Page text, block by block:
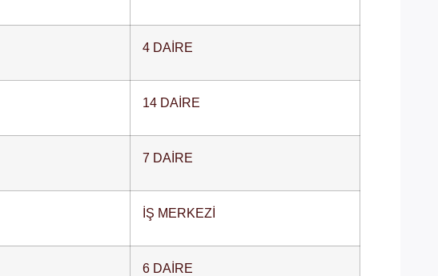
4 DAİRE
14 DAİRE
7 DAİRE
İŞ MERKEZİ
6 DAİRE